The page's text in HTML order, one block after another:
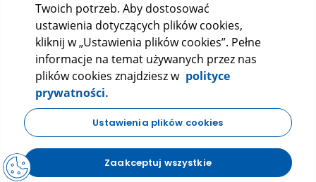
LUX MED Sp. z o.o.
ul. Szturmowa 2, 02-678 Warszawa
KRS: 0000265353
NIP: 5272523080
REGON: 140723603
Twoich potrzeb. Aby dostosować
ustawienia dotyczących plików cookies,
kliknij w „Ustawienia plików cookies”. Pełne
informacje na temat używanych przez nas
plików cookies znajdziesz w polityce
prywatności.
Ustawienia plików cookies
Zaakceptuj wszystkie